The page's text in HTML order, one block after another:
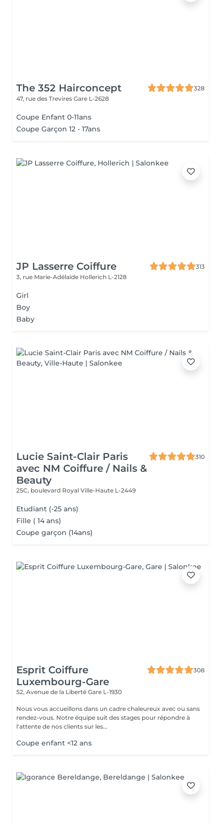
The 352 Hairconcept
328
47, rue des Trevires Gare L-2628
Coupe Enfant 0-11ans
Coupe Garçon 12 - 17ans
JP Lasserre Coiffure
313
3, rue Marie-Adélaïde Hollerich L-2128
Girl
Boy
Baby
Lucie Saint-Clair Paris
avec NM Coiffure / Nails &
Beauty
310
25C, boulevard Royal Ville-Haute L-2449
Etudiant (-25 ans)
Fille ( 14 ans)
Coupe garçon (14ans)
Esprit Coiffure
Luxembourg-Gare
308
52, Avenue de la Liberté Gare L-1930
Nous vous accueillons dans un cadre chaleureux avec ou sans
rendez-vous. Notre équipe suit des stages pour répondre à
l'attente de nos clients sur les...
Coupe enfant <12 ans